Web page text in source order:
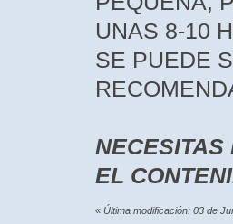
UNAS 8-10
SE PUEDE
NECESITAS
EL
« Última modificación: 03 de